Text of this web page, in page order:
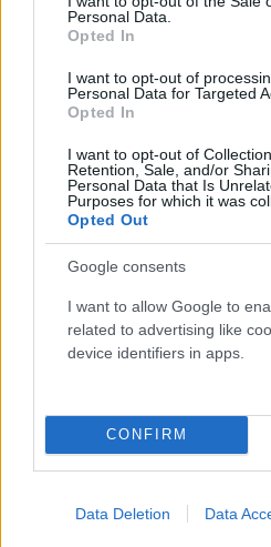
Personal Data.
Opted In
I want to opt-out of
Personal Data for Targeted
Opted In
I want to opt-out of
Retention, Sale, and/or
Personal Data that Is
Purposes for which it was
Opted Out
Google consents
I want to allow Google to
related to advertising like
device identifiers in apps.
CONFIRM
Data Deletion Data
Αρδηττού, Αναπαύσεως,
Ριζάρη.
Φωτογραφία αρχείου: SNF NOSTOS RUN
Λεωφόρος Βασιλίσσης